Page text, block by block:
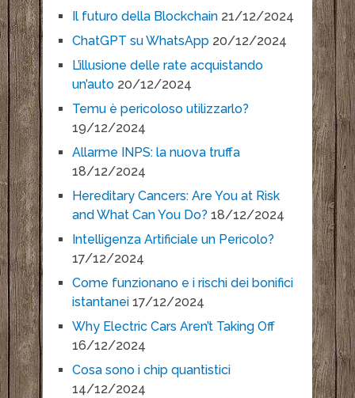
Il futuro della Blockchain 21/12/2024
ChatGPT su WhatsApp 20/12/2024
L’illusione delle rate acquistando
un’auto 20/12/2024
Temu è pericoloso utilizzarlo?
19/12/2024
Allarme INPS: la nuova truffa
18/12/2024
Hereditary Cancers: Are You at Risk
and What Can You Do? 18/12/2024
Intelligenza Artificiale un Pericolo?
17/12/2024
Come funzionano e i rischi dei bonifici
istantanei 17/12/2024
Why Electric Cars Aren’t Taking Off
16/12/2024
Cosa sono i chip quantistici
14/12/2024